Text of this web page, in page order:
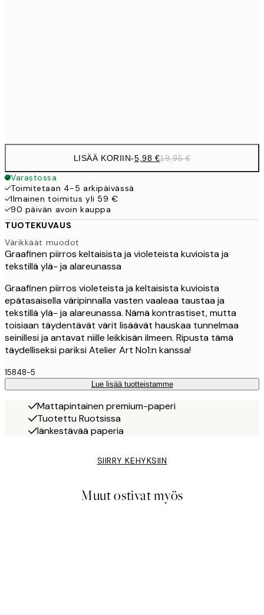
LISÄÄ KORIIN-5,98 €19,95 €
Varastossa
Toimitetaan 4-5 arkipäivässä
Ilmainen toimitus yli 59 €
90 päivän avoin kauppa
TUOTEKUVAUS
Värikkäät muodot
Graafinen piirros keltaisista ja violeteista kuvioista ja
tekstillä ylä- ja alareunassa
Graafinen piirros violeteista ja keltaisista kuvioista
epätasaisella väripinnalla vasten vaaleaa taustaa ja
tekstillä ylä- ja alareunassa. Nämä kontrastiset, mutta
toisiaan täydentävät värit lisäävät hauskaa tunnelmaa
seinillesi ja antavat niille leikkisän ilmeen. Ripusta tämä
täydelliseksi pariksi Atelier Art No1:n kanssa!
15848-5
Lue lisää tuotteistamme
Mattapintainen premium-paperi
Tuotettu Ruotsissa
Iänkestävää paperia
SIIRRY KEHYKSIIN
Muut ostivat myös